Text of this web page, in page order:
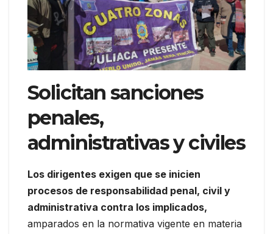
Solicitan sanciones
penales,
administrativas y civiles
Los dirigentes exigen que se inicien
procesos de responsabilidad penal, civil y
administrativa contra los implicados,
amparados en la normativa vigente en materia